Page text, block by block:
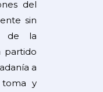
del
sin
de la
partido
a
toma y